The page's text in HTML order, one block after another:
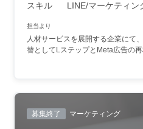
スキル
LINE/マーケティン
担当より
人材サービスを展開する企業にて
替としてLステップとMeta広告の
募集終了 マーケティング